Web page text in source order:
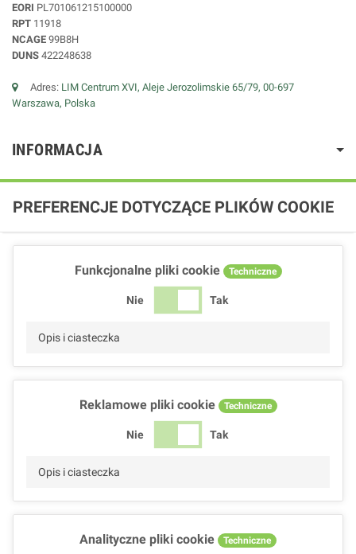
EORI PL701061215100000
RPT 11918
NCAGE 99B8H
DUNS 422248638
Adres: LIM Centrum XVI, Aleje Jerozolimskie 65/79, 00-697
Warszawa, Polska
INFORMACJA
PREFERENCJE DOTYCZĄCE PLIKÓW COOKIE
Funkcjonalne pliki cookie Techniczne
Nie Tak
Opis i ciasteczka
Reklamowe pliki cookie Techniczne
Nie Tak
Opis i ciasteczka
Analityczne pliki cookie Techniczne